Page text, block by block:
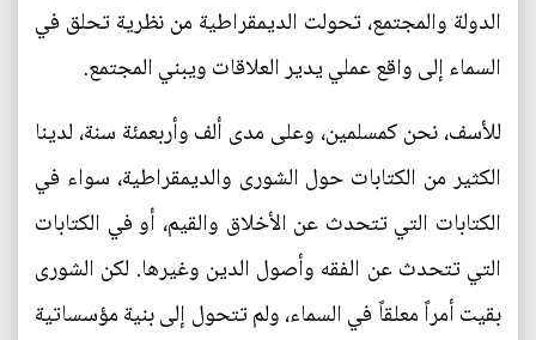
الدولة والمجتمع، تحولت الديمقراطية من نظرية تحلق في
السماء إلى واقع عملي يدير العلاقات ويبني المجتمع.
للأسف، نحن كمسلمين، وعلى مدى ألف وأربعمئة سنة، لدينا
الكثير من الكتابات حول الشورى والديمقراطية، سواء في
الكتابات التي تتحدث عن الأخلاق والقيم، أو في الكتابات
التي تتحدث عن الفقه وأصول الدين وغيرها. لكن الشورى
بقيت أمراً معلقاً في السماء، ولم تتحول إلى بنية مؤسساتية